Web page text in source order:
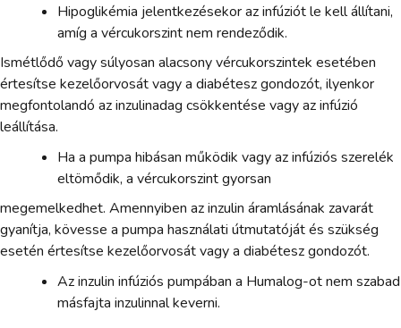
Hipoglikémia jelentkezésekor az infúziót le kell állítani,
amíg a vércukorszint nem rendeződik.
Ismétlődő vagy súlyosan alacsony vércukorszintek esetében
értesítse kezelőorvosát vagy a diabétesz gondozót, ilyenkor
megfontolandó az inzulinadag csökkentése vagy az infúzió
leállítása.
Ha a pumpa hibásan működik vagy az infúziós szerelék
eltömődik, a vércukorszint gyorsan
megemelkedhet. Amennyiben az inzulin áramlásának zavarát
gyanítja, kövesse a pumpa használati útmutatóját és szükség
esetén értesítse kezelőorvosát vagy a diabétesz gondozót.
Az inzulin infúziós pumpában a Humalog-ot nem szabad
másfajta inzulinnal keverni.